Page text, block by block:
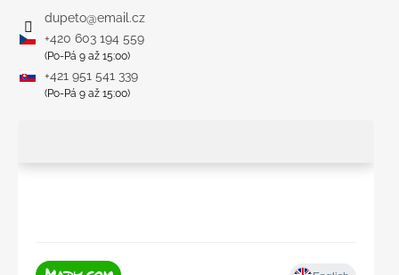
dupeto@email.cz
+420 603 194 559
(Po-Pá 9 až 15:00)
+421 951 541 339
(Po-Pá 9 až 15:00)